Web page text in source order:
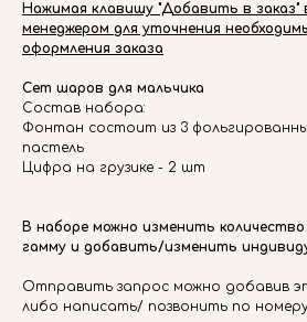
Нажимая клавишу "Добавить в
менеджером для уточнения
оформления заказа
Сет шаров для мальчика
Состав набора:
Фонтан состоит из 3
пастель
Цифра на грузике - 2 шт
В наборе можно изменить
гамму и добавить/изменить
Отправить запрос можно добавив
либо написать/ позвонить по номеру